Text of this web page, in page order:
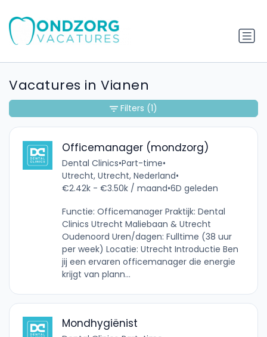
Vacatures in Vianen
Officemanager (mondzorg)
Dental Clinics•Part-time•
Utrecht, Utrecht, Nederland•
€2.42k - €3.50k / maand•6D geleden
Functie: Officemanager Praktijk: Dental
Clinics Utrecht Maliebaan & Utrecht
Oudenoord Uren/dagen: Fulltime (38 uur
per week) Locatie: Utrecht Introductie Ben
jij een ervaren officemanager die energie
krijgt van plann...
Mondhygiënist
Filters (1)